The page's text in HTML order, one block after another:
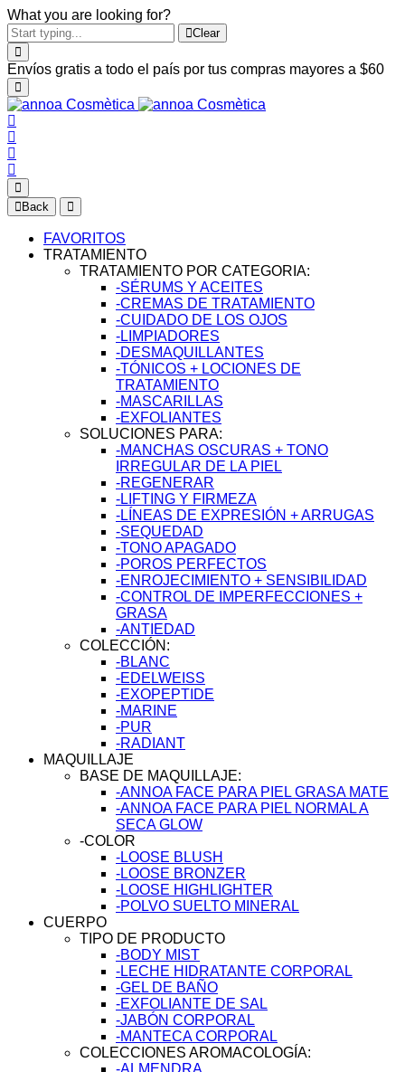
What you are looking for?
Clear
Envíos gratis a todo el país por tus compras mayores a $60
Back
FAVORITOS
TRATAMIENTO
TRATAMIENTO POR CATEGORIA:
-SÉRUMS Y ACEITES
-CREMAS DE TRATAMIENTO
-CUIDADO DE LOS OJOS
-LIMPIADORES
-DESMAQUILLANTES
-TÓNICOS + LOCIONES DE
TRATAMIENTO
-MASCARILLAS
-EXFOLIANTES
SOLUCIONES PARA:
-MANCHAS OSCURAS + TONO
IRREGULAR DE LA PIEL
-REGENERAR
-LIFTING Y FIRMEZA
-LÍNEAS DE EXPRESIÓN + ARRUGAS
-SEQUEDAD
-TONO APAGADO
-POROS PERFECTOS
-ENROJECIMIENTO + SENSIBILIDAD
-CONTROL DE IMPERFECCIONES +
GRASA
-ANTIEDAD
COLECCIÓN:
-BLANC
-EDELWEISS
-EXOPEPTIDE
-MARINE
-PUR
-RADIANT
MAQUILLAJE
BASE DE MAQUILLAJE:
-ANNOA FACE PARA PIEL GRASA MATE
-ANNOA FACE PARA PIEL NORMAL A
SECA GLOW
-COLOR
-LOOSE BLUSH
-LOOSE BRONZER
-LOOSE HIGHLIGHTER
-POLVO SUELTO MINERAL
CUERPO
TIPO DE PRODUCTO
-BODY MIST
-LECHE HIDRATANTE CORPORAL
-GEL DE BAÑO
-EXFOLIANTE DE SAL
-JABÓN CORPORAL
-MANTECA CORPORAL
COLECCIONES AROMACOLOGÍA:
-ALMENDRA